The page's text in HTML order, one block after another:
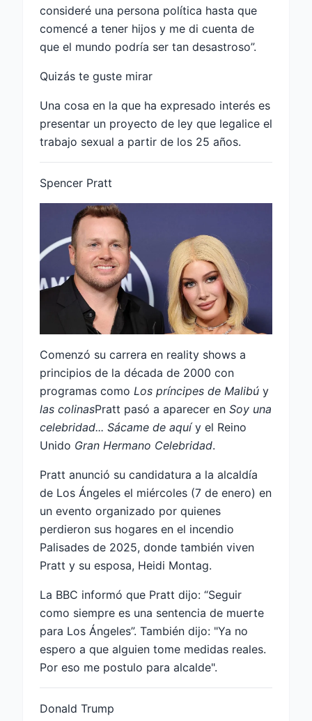
consideré una persona política hasta que
comencé a tener hijos y me di cuenta de
que el mundo podría ser tan desastroso”.
Quizás te guste mirar
Una cosa en la que ha expresado interés es
presentar un proyecto de ley que legalice el
trabajo sexual a partir de los 25 años.
Spencer Pratt
Comenzó su carrera en reality shows a
principios de la década de 2000 con
programas como Los príncipes de Malibú y
las colinasPratt pasó a aparecer en Soy una
celebridad... Sácame de aquíy el Reino
Unido Gran Hermano Celebridad.
Pratt anunció su candidatura a la alcaldía
de Los Ángeles el miércoles (7 de enero) en
un evento organizado por quienes
perdieron sus hogares en el incendio
Palisades de 2025, donde también viven
Pratt y su esposa, Heidi Montag.
La BBC informó que Pratt dijo: “Seguir
como siempre es una sentencia de muerte
para Los Ángeles”. También dijo: "Ya no
espero a que alguien tome medidas reales.
Por eso me postulo para alcalde".
Donald Trump